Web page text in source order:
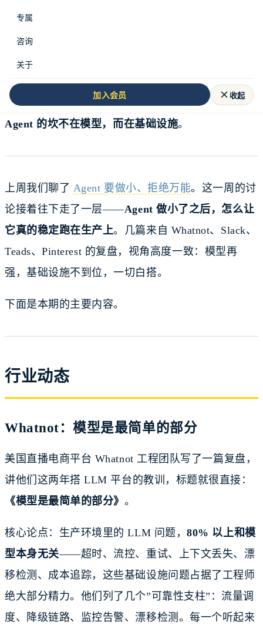
专属
咨询
关于
加入会员 收起
本期三件事
型反而是最轻的一块；Slack 拆解长跑 Agent 的上下
文管理难题；Teads 让 AI 编排 ML 实验，带来约百
万美元利润。一个共同的结论——到了生产环境，
Agent 的坎不在模型，而在基础设施。
上周我们聊了 Agent 要做小、拒绝万能。这一周的讨
论接着往下走了一层——Agent 做小了之后，怎么让
它真的稳定跑在生产上。几篇来自 Whatnot、Slack、
Teads、Pinterest 的复盘，视角高度一致：模型再
强，基础设施不到位，一切白搭。
下面是本期的主要内容。
行业动态
Whatnot：模型是最简单的部分
美国直播电商平台 Whatnot 工程团队写了一篇复盘，
讲他们这两年搭 LLM 平台的教训，标题就很直接：
《模型是最简单的部分》 。
核心论点：生产环境里的 LLM 问题，80% 以上和模
型本身无关——超时、流控、重试、上下文丢失、漂
移检测、成本追踪，这些基础设施问题占据了工程师
绝大部分精力。他们列了几个”可靠性支柱”：流量调
度、降级链路、监控告警、漂移检测。每一个听起来